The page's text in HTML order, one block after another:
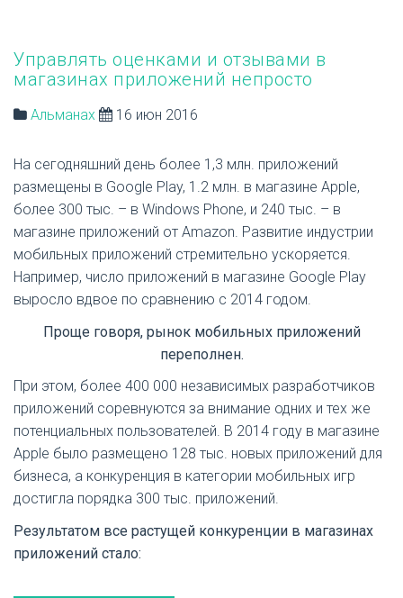
Управлять оценками и отзывами в
магазинах приложений непросто
Альманах 16 июн 2016
На сегодняшний день более 1,3 млн. приложений
размещены в Google Play, 1.2 млн. в магазине Apple,
более 300 тыс. – в Windows Phone, и 240 тыс. – в
магазине приложений от Amazon. Развитие индустрии
мобильных приложений стремительно ускоряется.
Например, число приложений в магазине Google Play
выросло вдвое по сравнению с 2014 годом.
Проще говоря, рынок мобильных приложений
переполнен.
При этом, более 400 000 независимых разработчиков
приложений соревнуются за внимание одних и тех же
потенциальных пользователей. В 2014 году в магазине
Apple было размещено 128 тыс. новых приложений для
бизнеса, а конкуренция в категории мобильных игр
достигла порядка 300 тыс. приложений.
Результатом все растущей конкуренции в магазинах
приложений стало: